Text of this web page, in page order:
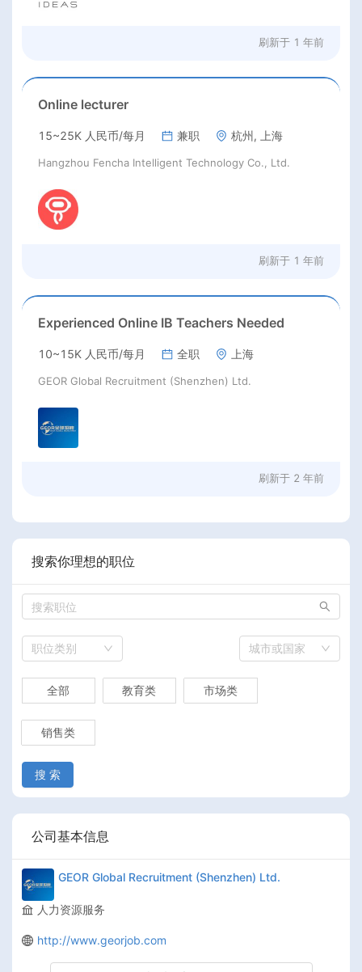
刷新于 1 年前
Online lecturer
15~25K 人民币/每月 兼职 杭州, 上海
Hangzhou Fencha Intelligent Technology Co., Ltd.
刷新于 1 年前
Experienced Online IB Teachers Needed
10~15K 人民币/每月 全职 上海
GEOR Global Recruitment (Shenzhen) Ltd.
刷新于 2 年前
搜索你理想的职位
职位类别 城市或国家
全部 教育类 市场类
销售类
搜 索
公司基本信息
GEOR Global Recruitment (Shenzhen) Ltd.
人力资源服务
http://www.georjob.com